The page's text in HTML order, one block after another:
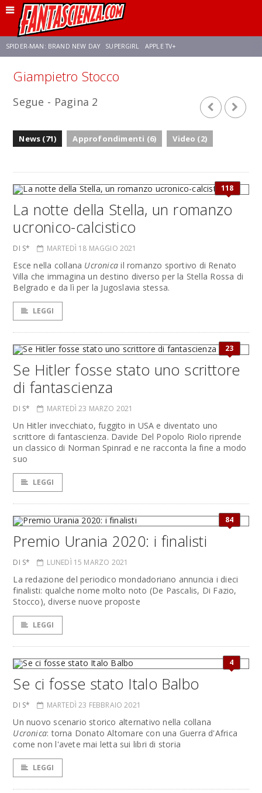
SPIDER-MAN: BRAND NEW DAY SUPERGIRL APPLE TV+
FRANCO RICCIARDIELLO
Giampietro Stocco
Segue - Pagina 2
News (71) Approfondimenti (6) Video (2)
118
La notte della Stella, un romanzo
ucronico-calcistico
DI S* MARTEDÌ 18 MAGGIO 2021
Esce nella collana Ucronica il romanzo sportivo di Renato
Villa che immagina un destino diverso per la Stella Rossa di
Belgrado e da lì per la Jugoslavia stessa.
LEGGI
23
Se Hitler fosse stato uno scrittore
di fantascienza
DI S* MARTEDÌ 23 MARZO 2021
Un Hitler invecchiato, fuggito in USA e diventato uno
scrittore di fantascienza. Davide Del Popolo Riolo riprende
un classico di Norman Spinrad e ne racconta la fine a modo
suo
LEGGI
84
Premio Urania 2020: i finalisti
DI S* LUNEDÌ 15 MARZO 2021
La redazione del periodico mondadoriano annuncia i dieci
finalisti: qualche nome molto noto (De Pascalis, Di Fazio,
Stocco), diverse nuove proposte
LEGGI
4
Se ci fosse stato Italo Balbo
DI S* MARTEDÌ 23 FEBBRAIO 2021
Un nuovo scenario storico alternativo nella collana
Ucronica: torna Donato Altomare con una Guerra d'Africa
come non l'avete mai letta sui libri di storia
LEGGI